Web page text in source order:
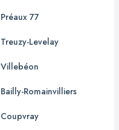
Préaux 77
Treuzy-Levelay
Villebéon
Bailly-Romainvilliers
Coupvray